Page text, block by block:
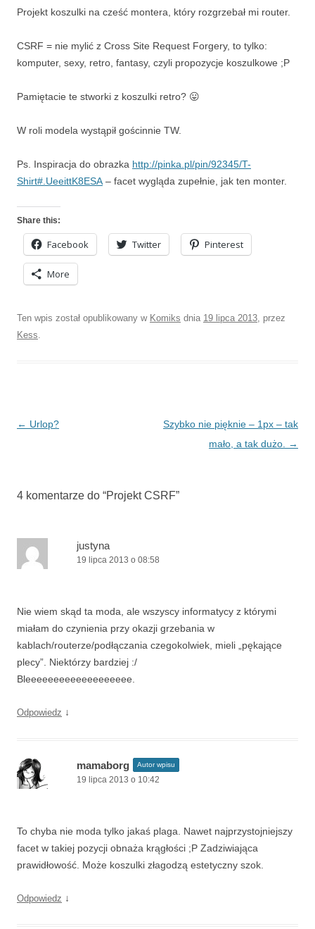
Projekt koszulki na cześć montera, który rozgrzebał mi router.
CSRF = nie mylić z Cross Site Request Forgery, to tylko:
komputer, sexy, retro, fantasy, czyli propozycje koszulkowe ;P
Pamiętacie te stworki z koszulki retro? 😛
W roli modela wystąpił gościnnie TW.
Ps. Inspiracja do obrazka http://pinka.pl/pin/92345/T-
Shirt#.UeeittK8ESA– facet wygląda zupełnie, jak ten monter.
Share this:
Facebook Twitter Pinterest
More
Ten wpis został opublikowany w Komiks dnia 19 lipca 2013, przez
Kess.
Nawigacja
← Urlop?
Szybko nie pięknie – 1px – tak
mało, a tak dużo. →
4 komentarze do “Projekt CSRF”
justyna
19 lipca 2013 o 08:58
Nie wiem skąd ta moda, ale wszyscy informatycy z którymi
miałam do czynienia przy okazji grzebania w
kablach/routerze/podłączania czegokolwiek, mieli „pękające
plecy”. Niektórzy bardziej :/
Bleeeeeeeeeeeeeeeeeee.
Odpowiedz ↓
mamaborg Autor wpisu
19 lipca 2013 o 10:42
To chyba nie moda tylko jakaś plaga. Nawet najprzystojniejszy
facet w takiej pozycji obnaża krągłości ;P Zadziwiająca
prawidłowość. Może koszulki złagodzą estetyczny szok.
Odpowiedz ↓